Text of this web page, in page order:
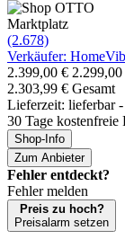
Marktplatz
(2.678)
Verkäufer:
2.399,00 €
2.303,99 € Gesamt
Lieferzeit: lieferbar
30 Tage kostenfreie
Shop-Info
Zum Anbieter
Fehler entdeckt?
Fehler melden
Preis zu hoch?
Preisalarm setzen